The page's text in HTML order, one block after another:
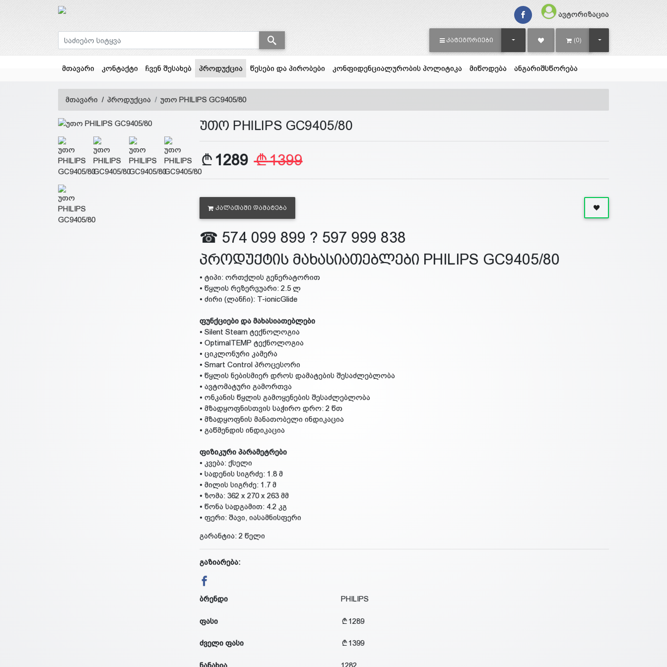
ავტორიზაცია
ᲙᲐᲢᲔᲒᲝᲠᲘᲔᲑᲘ TOGGLE DROPDOWN(0) TOGGLE DROPDOWN
მთავარი კონტაქტი ჩვენ შესახებ პროდუქცია(current)
წესები და პირობები კონფიდენციალურობის პოლიტიკა მიწოდება ანგარიშსწორება
მთავარი პროდუქცია უთო PHILIPS GC9405/80
უთო PHILIPS GC9405/80
1289 1399
ᲙᲐᲚᲐᲗᲐᲨᲘ ᲓᲐᲛᲐᲢᲔᲑᲐ
☎ 574 099 899 ? 597 999 838
პროდუქტის მახასიათებლები PHILIPS GC9405/80
• ტიპი: ორთქლის გენერატორით
• წყლის რეზერვუარი: 2.5 ლ
• ძირი (ლანჩი): T-ionicGlide
ფუნქციები და მახასიათებლები
• Silent Steam ტექნოლოგია
• OptimalTEMP ტექნოლოგია
• ციკლონური კამერა
• Smart Control პროცესორი
• წყლის ნებისმიერ დროს დამატების შესაძლებლობა
• ავტომატური გამორთვა
• ონკანის წყლის გამოყენების შესაძლებლობა
• მზადყოფნისთვის საჭირო დრო: 2 წთ
• მზადყოფნის მანათობელი ინდიკაცია
• გაწმენდის ინდიკაცია
ფიზიკური პარამეტრები
• კვება: ქსელი
• სადენის სიგრძე: 1.8 მ
• მილის სიგრძე: 1.7 მ
• ზომა: 362 x 270 x 263 მმ
• წონა სადგამით: 4.2 კგ
• ფერი: შავი, იასამნისფერი
გარანტია: 2 წელი
გაზიარება:
ბრენდი PHILIPS
ფასი 1289
ძველი ფასი 1399
ნანახია 1282